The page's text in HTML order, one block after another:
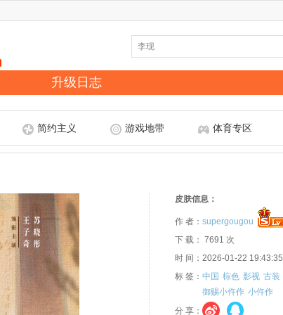
升级日志
简约主义 游戏地带 体育专区
皮肤信息：
作 者： supergougou
下 载： 7691 次
时 间：2026-01-22 19:43:35
标 签： 中国 棕色 影视 古装
御赐小仵作 小仵作
分 享：